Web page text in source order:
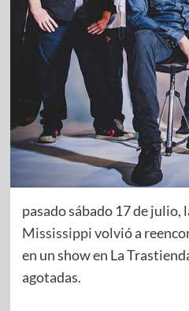
pasado sábado 17 de julio,
Mississippivolvió a
en un show en La
agotadas.